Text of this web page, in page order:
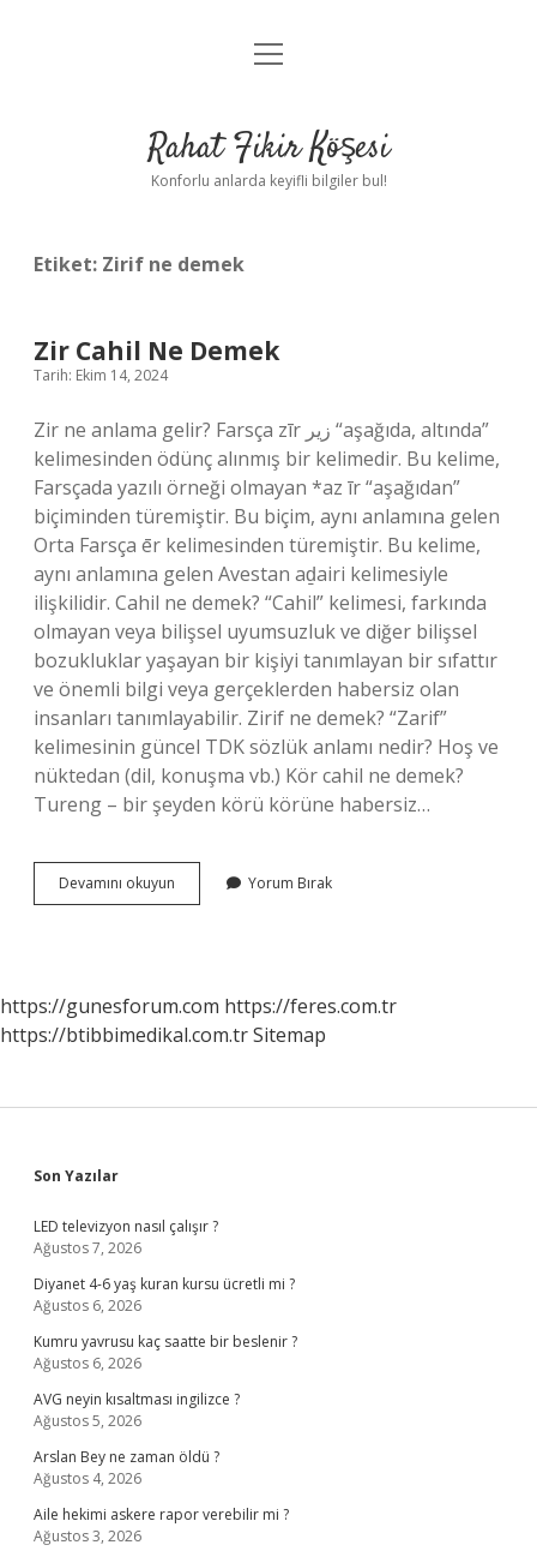
Anasayfa
Yasal Uyarı
menüyü
Rahat Fikir Köşesi
Konforlu anlarda keyifli bilgiler bul!
Etiket: Zirif ne demek
Zir Cahil Ne Demek
Tarih: Ekim 14, 2024
Zir ne anlama gelir? Farsça zīr زیر “aşağıda, altında”
kelimesinden ödünç alınmış bir kelimedir. Bu kelime,
Farsçada yazılı örneği olmayan *az īr “aşağıdan”
biçiminden türemiştir. Bu biçim, aynı anlamına gelen
Orta Farsça ēr kelimesinden türemiştir. Bu kelime,
aynı anlamına gelen Avestan aḏairi kelimesiyle
ilişkilidir. Cahil ne demek? “Cahil” kelimesi, farkında
olmayan veya bilişsel uyumsuzluk ve diğer bilişsel
bozukluklar yaşayan bir kişiyi tanımlayan bir sıfattır
ve önemli bilgi veya gerçeklerden habersiz olan
insanları tanımlayabilir. Zirif ne demek? “Zarif”
kelimesinin güncel TDK sözlük anlamı nedir? Hoş ve
nüktedan (dil, konuşma vb.) Kör cahil ne demek?
Tureng – bir şeyden körü körüne habersiz…
Devamını okuyun
Cahil
Yorum Bırak
https://gunesforum.com https://feres.com.tr
https://btibbimedikal.com.trSitemap
Sidebar
Son Yazılar
LED televizyon nasıl çalışır ?
Ağustos 7, 2026
Diyanet 4-6 yaş kuran kursu ücretli mi ?
Ağustos 6, 2026
Kumru yavrusu kaç saatte bir beslenir ?
Ağustos 6, 2026
AVG neyin kısaltması ingilizce ?
Ağustos 5, 2026
Arslan Bey ne zaman öldü ?
Ağustos 4, 2026
Aile hekimi askere rapor verebilir mi ?
Ağustos 3, 2026